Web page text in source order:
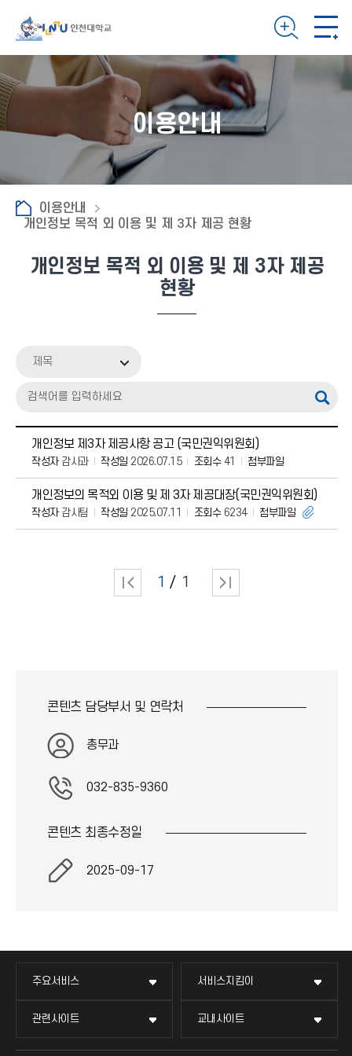
이용안내
이용안내
개인정보 목적 외 이용 및 제 3자 제공 현황
개인정보 목적 외 이용 및 제 3자 제공
현황
제목
개인정보 제3자 제공사항 공고 (국민권익위원회)
작성자감사과 작성일 2026.07.15 조회수41 첨부파일
개인정보의 목적외 이용 및 제 3자 제공대장(국민권익위원회)
작성자감사팀 작성일 2025.07.11 조회수6234 첨부파일
1 1
콘텐츠 담당부서 및 연락처
총무과
032-835-9360
콘텐츠 최종수정일
2025-09-17
주요서비스 서비스지킴이
관련사이트 교내사이트